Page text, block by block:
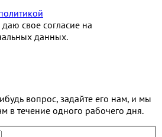
даю свое согласие на
данных.
вопрос, задайте его нам, и мы
в течение одного рабочего дня.